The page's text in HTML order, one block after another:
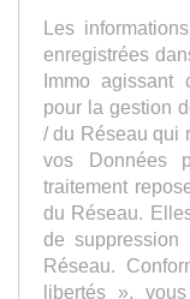
Les
enregistrées
Immo agissant
pour la gestion
/ du Réseau qui
vos Données
traitement
du Réseau.
de
Réseau.
libertés »,